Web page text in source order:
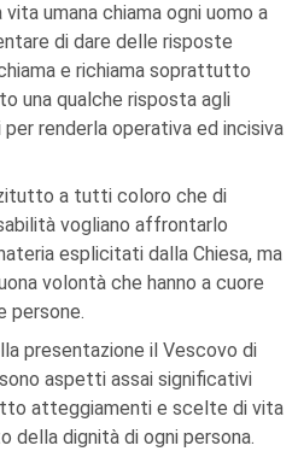
umana chiama ogni uomo a
di dare delle risposte
e richiama soprattutto
una qualche risposta agli
renderla operativa ed incisiva
a tutti coloro che di
vogliano affrontarlo
esplicitati dalla Chiesa, ma
volontà che hanno a cuore
persone.
presentazione il Vescovo di
sono aspetti assai significativi
atteggiamenti e scelte di vita
della dignità di ogni persona.